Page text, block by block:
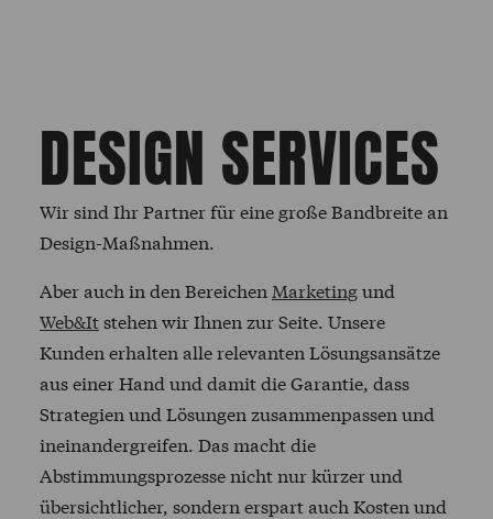
DESIGN SERVICES
Wir sind Ihr Partner für eine große Bandbreite an
Design-Maßnahmen.
Aber auch in den Bereichen Marketingund
Web&Itstehen wir Ihnen zur Seite. Unsere
Kunden erhalten alle relevanten Lösungsansätze
aus einer Hand und damit die Garantie, dass
Strategien und Lösungen zusammenpassen und
ineinandergreifen. Das macht die
Abstimmungsprozesse nicht nur kürzer und
übersichtlicher, sondern erspart auch Kosten und